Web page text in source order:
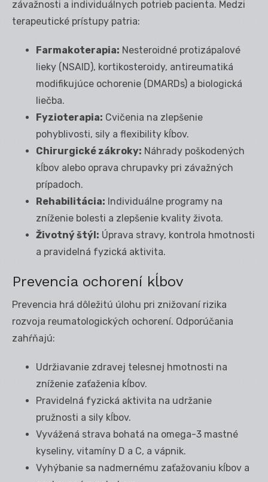
závažnosti a individuálnych potrieb pacienta. Medzi
terapeutické prístupy patria:
Farmakoterapia: Nesteroidné protizápalové
lieky (NSAID), kortikosteroidy, antireumatiká
modifikujúce ochorenie (DMARDs) a biologická
liečba.
Fyzioterapia: Cvičenia na zlepšenie
pohyblivosti, sily a flexibility kĺbov.
Chirurgické zákroky: Náhrady poškodených
kĺbov alebo oprava chrupavky pri závažných
prípadoch.
Rehabilitácia: Individuálne programy na
zníženie bolesti a zlepšenie kvality života.
Životný štýl: Úprava stravy, kontrola hmotnosti
a pravidelná fyzická aktivita.
Prevencia ochorení kĺbov
Prevencia hrá dôležitú úlohu pri znižovaní rizika
rozvoja reumatologických ochorení. Odporúčania
zahŕňajú:
Udržiavanie zdravej telesnej hmotnosti na
zníženie zaťaženia kĺbov.
Pravidelná fyzická aktivita na udržanie
pružnosti a sily kĺbov.
Vyvážená strava bohatá na omega-3 mastné
kyseliny, vitamíny D a C, a vápnik.
Vyhýbanie sa nadmernému zaťažovaniu kĺbov a